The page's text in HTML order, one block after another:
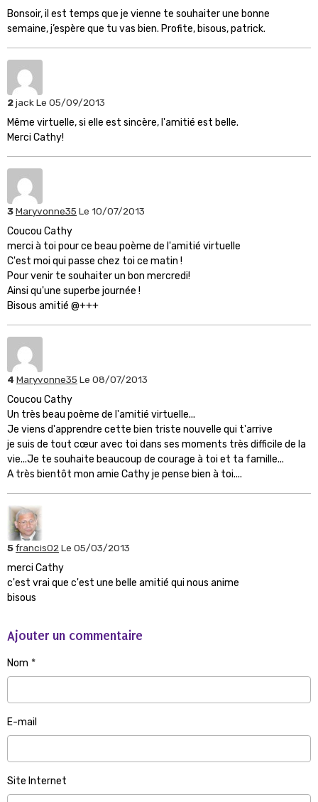
Bonsoir, il est temps que je vienne te souhaiter une bonne
semaine, j’espère que tu vas bien. Profite, bisous, patrick.
2jackLe 05/09/2013
Même virtuelle, si elle est sincère, l'amitié est belle.
Merci Cathy!
3Maryvonne35 Le 10/07/2013
Coucou Cathy
merci à toi pour ce beau poème de l'amitié virtuelle
C'est moi qui passe chez toi ce matin !
Pour venir te souhaiter un bon mercredi!
Ainsi qu'une superbe journée !
Bisous amitié @+++
4 Maryvonne35 Le 08/07/2013
Coucou Cathy
Un très beau poème de l'amitié virtuelle...
Je viens d'apprendre cette bien triste nouvelle qui t'arrive
je suis de tout cœur avec toi dans ses moments très difficile de la
vie...Je te souhaite beaucoup de courage à toi et ta famille...
A très bientôt mon amie Cathy je pense bien à toi....
5francis02 Le 05/03/2013
merci Cathy
c'est vrai que c'est une belle amitié qui nous anime
bisous
Ajouter un commentaire
Nom
E-mail
Site Internet